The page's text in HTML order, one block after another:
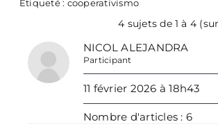
Étiqueté : cooperativismo
4 sujets de 1 à 4
NICOL ALEJANDRA
Participant
11 février 2026 à 18h43
Nombre d'articles : 6